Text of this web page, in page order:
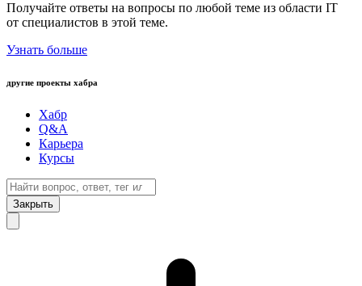
Получайте ответы на вопросы по любой теме из области IT
от специалистов в этой теме.
Узнать больше
другие проекты хабра
Хабр
Q&A
Карьера
Курсы
Закрыть